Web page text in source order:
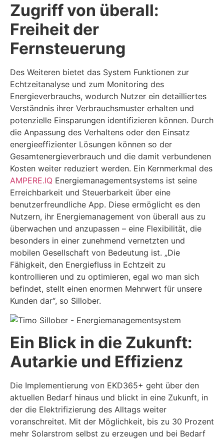
Zugriff von überall:
Freiheit der
Fernsteuerung
Des Weiteren bietet das System Funktionen zur
Echtzeitanalyse und zum Monitoring des
Energieverbrauchs, wodurch Nutzer ein detailliertes
Verständnis ihrer Verbrauchsmuster erhalten und
potenzielle Einsparungen identifizieren können. Durch
die Anpassung des Verhaltens oder den Einsatz
energieeffizienter Lösungen können so der
Gesamtenergieverbrauch und die damit verbundenen
Kosten weiter reduziert werden. Ein Kernmerkmal des
AMPERE.IQ Energiemanagementsystems ist seine
Erreichbarkeit und Steuerbarkeit über eine
benutzerfreundliche App. Diese ermöglicht es den
Nutzern, ihr Energiemanagement von überall aus zu
überwachen und anzupassen – eine Flexibilität, die
besonders in einer zunehmend vernetzten und
mobilen Gesellschaft von Bedeutung ist. „Die
Fähigkeit, den Energiefluss in Echtzeit zu
kontrollieren und zu optimieren, egal wo man sich
befindet, stellt einen enormen Mehrwert für unsere
Kunden dar“, so Sillober.
Ein Blick in die Zukunft:
Autarkie und Effizienz
Die Implementierung von EKD365+ geht über den
aktuellen Bedarf hinaus und blickt in eine Zukunft, in
der die Elektrifizierung des Alltags weiter
voranschreitet. Mit der Möglichkeit, bis zu 30 Prozent
mehr Solarstrom selbst zu erzeugen und bei Bedarf